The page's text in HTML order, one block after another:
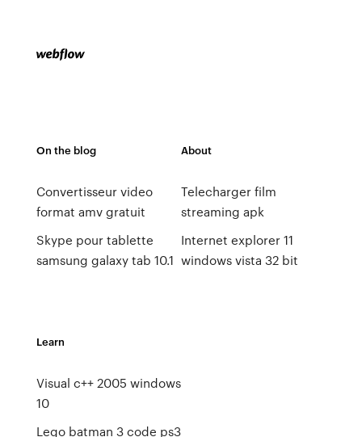
On the blog
Convertisseur video
format amv gratuit
Skype pour tablette
samsung galaxy tab 10.1
About
Telecharger film
streaming apk
Internet explorer 11
windows vista 32 bit
Learn
Visual c++ 2005 windows
10
Lego batman 3 code ps3